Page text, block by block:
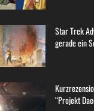
Star Trek
gerade ein
“Projekt